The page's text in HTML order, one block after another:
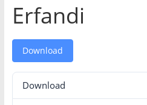
Erfandi
Download
Download